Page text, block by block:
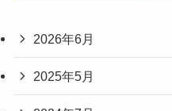
2026年6月
2025年5月